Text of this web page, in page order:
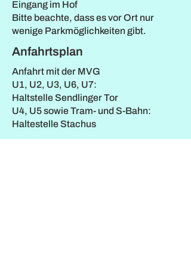
Eingang im Hof
Bitte beachte, dass es vor Ort nur
wenige Parkmöglichkeiten gibt.
Anfahrtsplan
Anfahrt mit der MVG
U1, U2, U3, U6, U7:
Haltstelle Sendlinger Tor
U4, U5 sowie Tram- und S-Bahn:
Haltestelle Stachus